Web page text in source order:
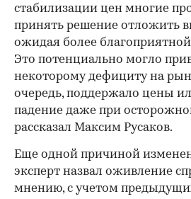
стабилизации цен многие
принять решение отложить
ожидая более
Это потенциально могло
некоторому дефициту на
очередь, поддержало цены
падение даже при
рассказал Максим Русаков.
Еще одной причиной
эксперт назвал оживление
мнению, с учетом